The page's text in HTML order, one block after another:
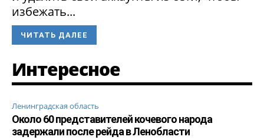
избежать...
ЧИТАТЬ ДАЛЕЕ
Интересное
Ленинградская область
Около 60 представителей кочевого народа
задержали после рейда в Ленобласти